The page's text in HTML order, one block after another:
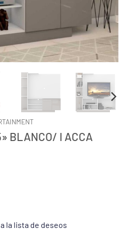
BLANCO/ I ACCA
la lista de deseos